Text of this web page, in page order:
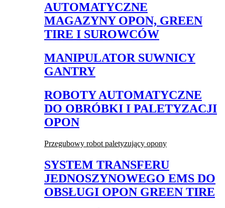
AUTOMATYCZNE
MAGAZYNY OPON, GREEN
TIRE I SUROWCÓW
MANIPULATOR SUWNICY
GANTRY
ROBOTY AUTOMATYCZNE
DO OBRÓBKI I PALETYZACJI
OPON
Przegubowy robot paletyzujący opony
SYSTEM TRANSFERU
JEDNOSZYNOWEGO EMS DO
OBSŁUGI OPON GREEN TIRE